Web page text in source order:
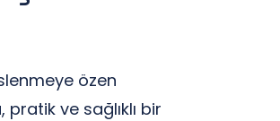
özen
ve sağlıklı bir